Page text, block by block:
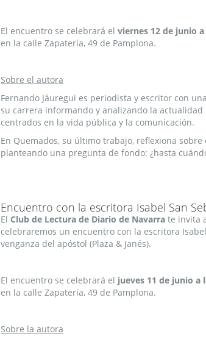
El encuentro se celebrará elviernes 12 de junio a
en la calle Zapatería, 49 de Pamplona.
Sobre el autora​
Fernando Jáuregui es periodista y escritor con
su carrera informando y analizando la
centrados en la vida pública y la comunicación.
En Quemados, su último trabajo, reflexiona
planteando una pregunta de fondo: ¿hasta
Encuentro con la escritora Isabel San
El Club de Lectura de Diario de Navarra te invita
celebraremos un encuentro con la escritora
venganza del apóstol (Plaza & Janés).
El encuentro se celebrará el jueves 11 de junio a
en la calle Zapatería, 49 de Pamplona.
Sobre la autora​​